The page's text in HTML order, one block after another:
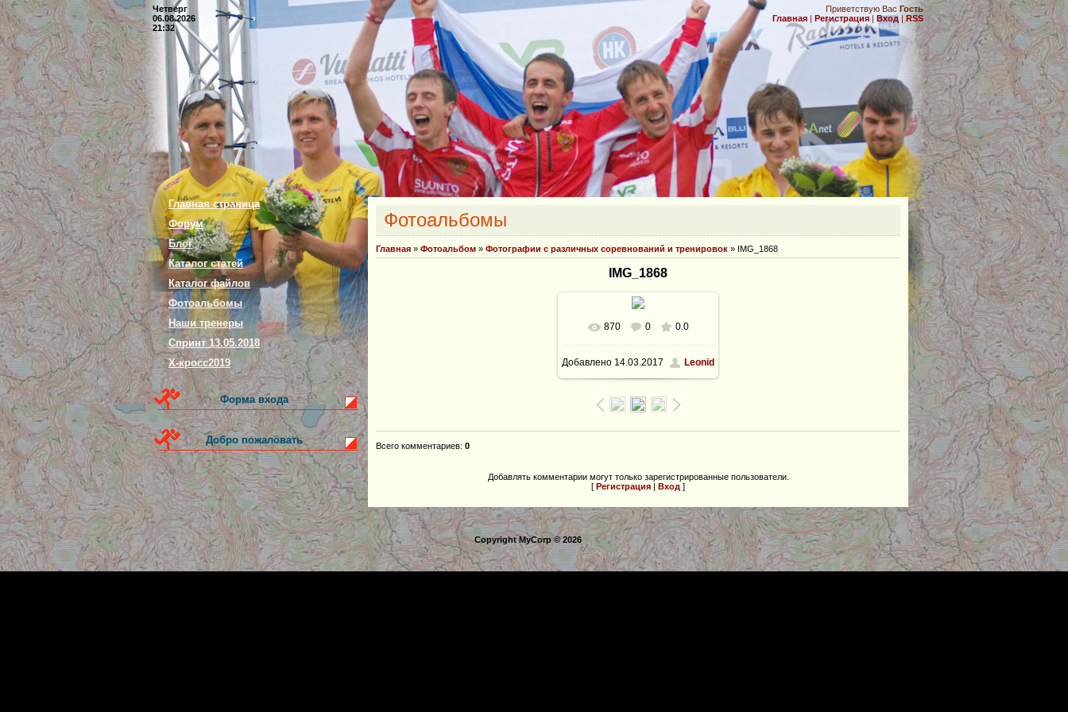
Четверг
06.08.2026
21:32
Приветствую Вас Гость
Главная | Регистрация | Вход | RSS
Главная страница
Форум
Блог
Каталог статей
Каталог файлов
Фотоальбомы
Наши тренеры
Спринт 13.05.2018
Х-кросс2019
Форма входа
Добро пожаловать
Фотоальбомы
Главная » Фотоальбом » Фотографии с различных соревнований и тренировок » IMG_1868
IMG_1868
870 0 0.0
Добавлено 14.03.2017 Leonid
Всего комментариев: 0
Добавлять комментарии могут только зарегистрированные пользователи.
[ Регистрация | Вход ]
Copyright MyCorp © 2026